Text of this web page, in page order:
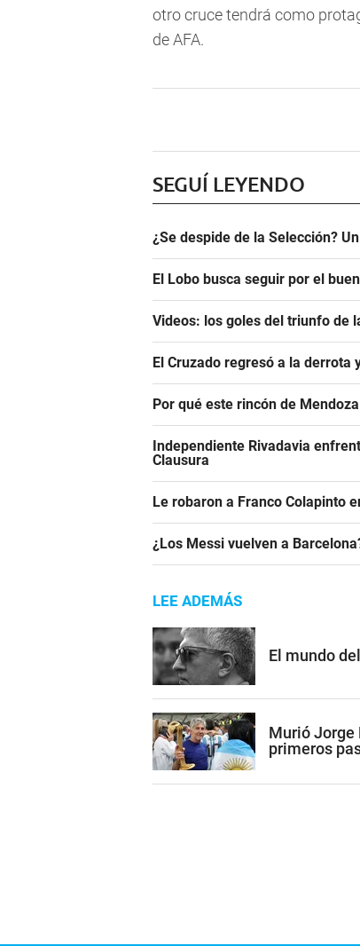
otro cruce tendrá como
de AFA.
SEGUÍ LEYENDO
¿Se despide de la Selección?
El Lobo busca seguir por el
Videos: los goles del triunfo de
El Cruzado regresó a la derrota
Por qué este rincón de
Independiente Rivadavia
Clausura
Le robaron a Franco Colapinto
¿Los Messi vuelven a
LEE ADEMÁS
El mundo
Murió Jorge
primeros